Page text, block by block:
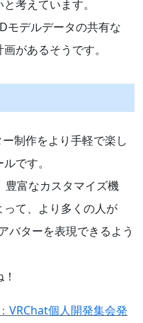
考えています。
モデルデータの共有な
があるそうです。
制作をより手軽で楽し
です。
豊富なカスタマイズ機
て、より多くの人が
バターを表現できるよう
VRChat個人開発集会発